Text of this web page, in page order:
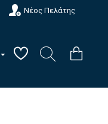
Νέος Πελάτης